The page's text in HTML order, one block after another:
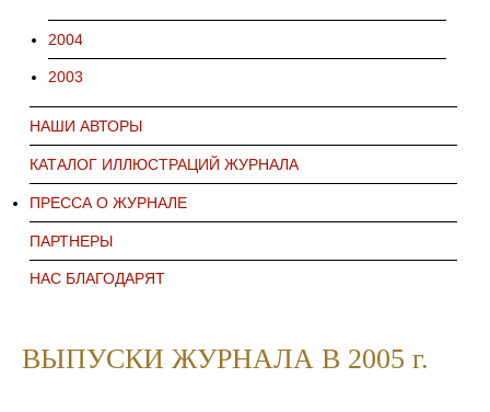
2004
2003
НАШИ АВТОРЫ
КАТАЛОГ ИЛЛЮСТРАЦИЙ ЖУРНАЛА
ПРЕССА О ЖУРНАЛЕ
ПАРТНЕРЫ
НАС БЛАГОДАРЯТ
ВЫПУСКИ ЖУРНАЛА В 2005 г.